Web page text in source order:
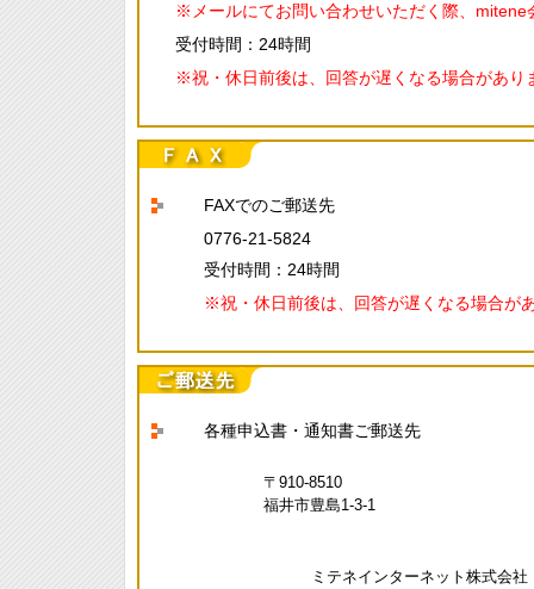
※メールにてお問い合わせいただく際、
受付時間：24時間
※祝・休日前後は、回答が遅くなる場合があり
FAXでのご郵送先
0776-21-5824
受付時間：24時間
※祝・休日前後は、回答が遅くなる場合が
各種申込書・通知書ご郵送先
〒910-8510
福井市豊島1-3-1
ミテネインターネット株式会社